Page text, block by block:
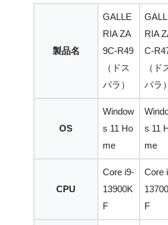
製品名
GALLE
RIA ZA
9C-R49
（ドス
パラ）
RIA
C-
（ド
パラ）
OS
Window
s 11 Ho
me
s 11
me
CPU
Core i9-
13900K
F
Core
F